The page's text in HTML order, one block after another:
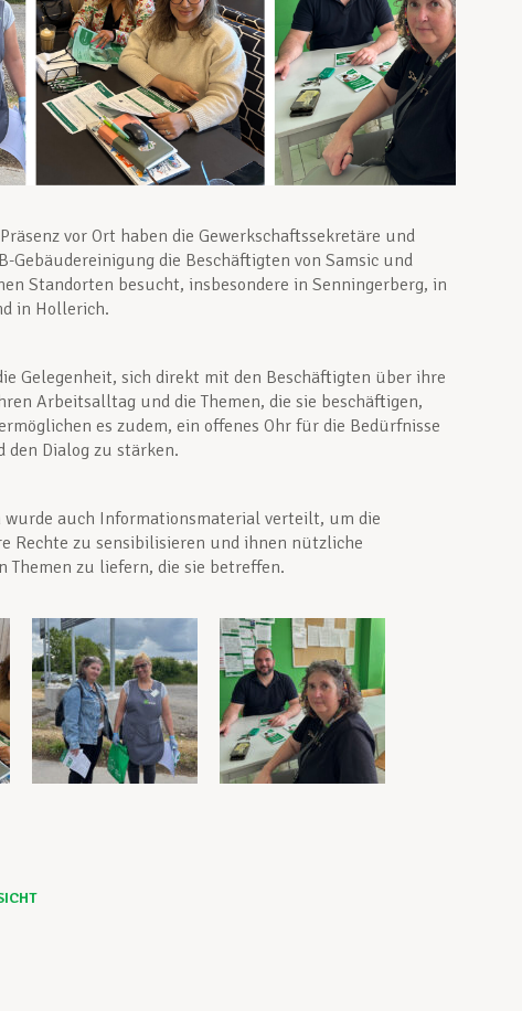
vor Ort haben die Gewerkschaftssekretäre und
Gebäudereinigung die Beschäftigten von Samsic und
Standorten besucht, insbesondere in Senningerberg, in
in Hollerich.
Gelegenheit, sich direkt mit den Beschäftigten über ihre
Arbeitsalltag und die Themen, die sie beschäftigen,
es zudem, ein offenes Ohr für die Bedürfnisse
den Dialog zu stärken.
wurde auch Informationsmaterial verteilt, um die
Rechte zu sensibilisieren und ihnen nützliche
Themen zu liefern, die sie betreffen.